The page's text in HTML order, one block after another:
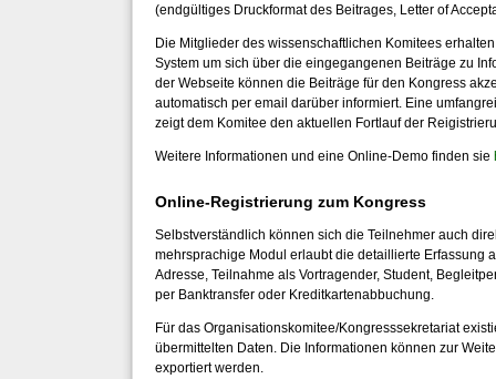
(endgültiges Druckformat des Beitrages, Letter of
Die Mitglieder des wissenschaftlichen Komitees
System um sich über die eingegangenen Beiträge zu
der Webseite können die Beiträge für den Kongress
automatisch per email darüber informiert. Eine
zeigt dem Komitee den aktuellen Fortlauf der
Weitere Informationen und eine Online-Demo finden sie
Online-Registrierung zum Kongress
Selbstverständlich können sich die Teilnehmer auch
mehrsprachige Modul erlaubt die detaillierte Erfassung
Adresse, Teilnahme als Vortragender, Student,
per Banktransfer oder Kreditkartenabbuchung.
Für das Organisationskomitee/Kongresssekretariat
übermittelten Daten. Die Informationen können zur
exportiert werden.